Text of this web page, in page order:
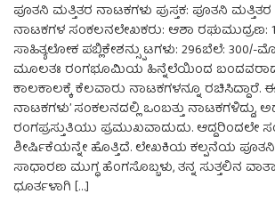
ಪೂತನಿ ಮತ್ತಿತರ ನಾಟಕಗಳು ಪುಸ್ತಕ: ಪೂತನಿ ಮತ್ತಿತರ
ನಾಟಕಗಳ ಸಂಕಲನಲೇಖಕರು: ಆಶಾ ರಘುಮುದ್ರಣ:
ಸಾಹಿತ್ಯಲೋಕ ಪಬ್ಲಿಕೇಶನ್ಸ್ಪುಟಗಳು: 296ಬೆಲೆ: 300/-
ಮೂಲತಃ ರಂಗಭೂಮಿಯ ಹಿನ್ನೆಲೆಯಿಂದ
ಕಾಲಕಾಲಕ್ಕೆ ಕೆಲವಾರು ನಾಟಕಗಳನ್ನೂ ರಚಿಸಿದ್ದಾರೆ.
ನಾಟಕಗಳು’ ಸಂಕಲನದಲ್ಲಿ ಒಂಬತ್ತು ನಾಟಕಗಳಿದ್ದು,
ರಂಗಪ್ರಸ್ತುತಿಯು ಪ್ರಮುಖವಾದುದು. ಆದ್ದರಿಂದಲೇ
ಶೀರ್ಷಿಕೆಯನ್ನೇ ಹೊತ್ತಿದೆ. ಲೇಖಕಿಯ ಕಲ್ಪನೆಯ ಪೂತನಿ
ಸಾಧಾರಣ ಮುಗ್ಧ ಹೆಂಗಸೊಬ್ಬಳು, ತನ್ನ ಸುತ್ತಲಿನ
ಧೂರ್ತಳಾಗಿ […]